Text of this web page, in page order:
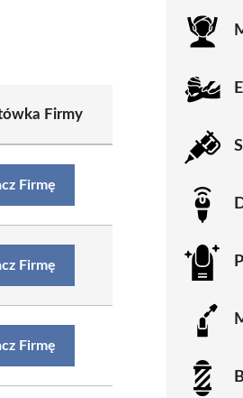
Firmy
Firmę
Firmę
Firmę